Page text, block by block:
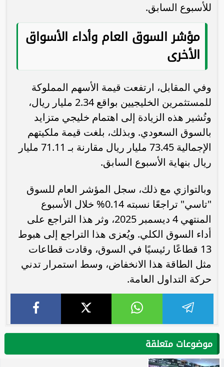
للأسبوع السابق.
مؤشر السوق العام وأداء الأسواق
الأخرى
وفي المقابل، ارتفعت قيمة الأسهم المملوكة
للمستثمرين الخليجيين بواقع 2.34 مليار ريال،
وتُشير هذه الزيادة إلى اهتمام خليجي متزايد
بالسوق السعودي. وبذلك، بلغت قيمة ملكيتهم
الإجمالية 73.45 مليار ريال مقارنة بـ 71.11 مليار
ريال بنهاية الأسبوع السابق.
وبالتوازي مع ذلك، سجل المؤشر العام للسوق
"تاسي" تراجعًا نسبته 0.14% خلال الأسبوع
المنتهي 4 ديسمبر 2025، وثر هذا التراجع على
أداء السوق الكلي. ويُعزى هذا التراجع إلى هبوط
13 قطاعًا رئيسيًا في السوق، وقادت قطاعات
مثل الطاقة هذا الانخفاض، وسط استمرار تدني
حركة التداول العامة.
موضوعات متعلقة